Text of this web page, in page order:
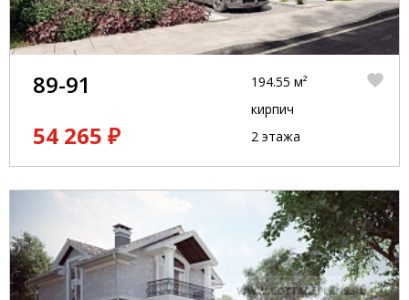
89-91
54 265 ₽
194.55 м²
кирпич
2 этажа